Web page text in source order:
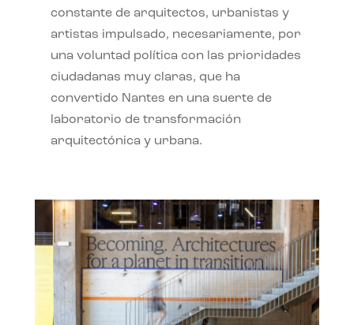
constante de arquitectos, urbanistas y
artistas impulsado, necesariamente, por
una voluntad política con las prioridades
ciudadanas muy claras, que ha
convertido Nantes en una suerte de
laboratorio de transformación
arquitectónica y urbana.